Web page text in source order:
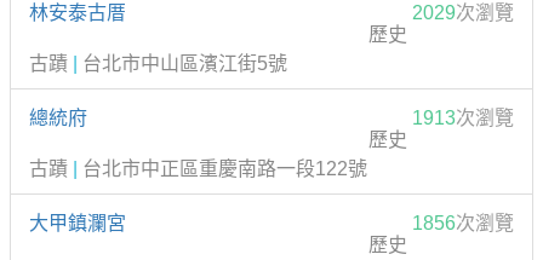
林安泰古厝 2029次瀏覽
歷史
古蹟
台北市中山區濱江街5號
總統府 1913次瀏覽
歷史
古蹟
台北市中正區重慶南路一段122號
大甲鎮瀾宮 1856次瀏覽
歷史